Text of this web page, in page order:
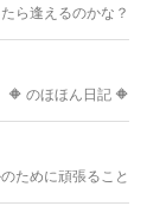
ら逢えるのかな？
🔶 のほほん日記 🔶
ために頑張ること